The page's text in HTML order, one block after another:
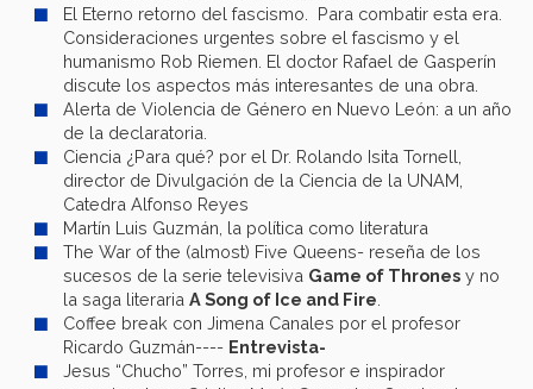
El Eterno retorno del fascismo. Para combatir esta era.
Consideraciones urgentes sobre el fascismo y el
humanismo Rob Riemen. El doctor Rafael de Gasperín
discute los aspectos más interesantes de una obra.
Alerta de Violencia de Género en Nuevo León: a un año
de la declaratoria.
Ciencia ¿Para qué? por el Dr. Rolando Isita Tornell,
director de Divulgación de la Ciencia de la UNAM,
Catedra Alfonso Reyes
Martín Luis Guzmán, la política como literatura
The War of the (almost) Five Queens- reseña de los
sucesos de la serie televisiva Game of Thrones y no
la saga literaria A Song of Ice and Fire
Coffee break con Jimena Canales por el profesor
Ricardo Guzmán---- Entrevista-
Jesus “Chucho” Torres, mi profesor e inspirador